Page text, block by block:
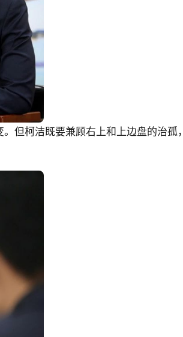
但柯洁既要兼顾右上和上边盘的治孤，